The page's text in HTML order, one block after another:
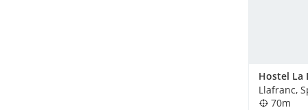
Hostel La
Llafranc,
70m